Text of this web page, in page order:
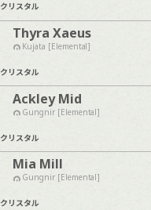
クリスタル
Thyra Xaeus
Kujata [Elemental]
クリスタル
Ackley Mid
Gungnir [Elemental]
クリスタル
Mia Mill
Gungnir [Elemental]
クリスタル